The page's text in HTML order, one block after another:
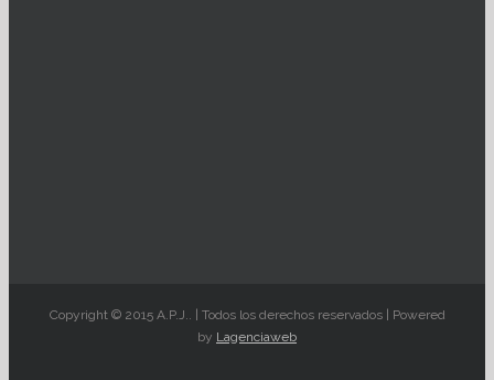
Copyright © 2015 A.P.J.. | Todos los derechos reservados | Powered
by Lagenciaweb